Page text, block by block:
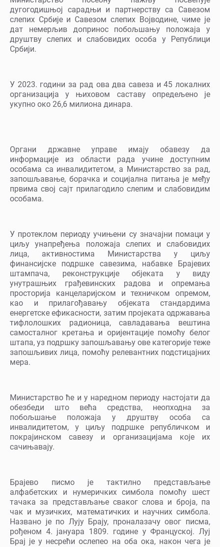
дугогодишњој сарадњи и партнерству са Савезом
слепих Србије и Савезом слепих Војводине, чиме је
дат немерљив допринос побољшању положаја у
друштву слепих и слабовидих особа у Републици
Србији.
У 2023. години за рад ова два савеза и 45 локалних
организација у њиховом саставу опредељено je
укупно око 26,6 милиона динара.
Органи државне управе имају обавезу да
информације из области рада учине доступним
особама са инвалидитетом, а Министарство за рад,
запошљавање, борачка и социјална питања је међу
првима свој сајт прилагодило слепим и слабовидим
особама.
У протеклом периоду учињени су значајни помаци у
циљу унапређења положаја слепих и слабовидих
лица, активностима Министарства у циљу
финансијске подршке савезима, набавке Брајевих
штампача, реконструкције објеката у виду
унутрашњих грађевинских радова и опремања
просторија канцеларијском и техничком опремом,
као и прилагођавању објеката стандардима
енергетске ефикасности, затим пројеката одржавања
тифлолошких радионица, савладавања вештина
самосталног кретања и оријентације помоћу белог
штапа, уз подршку запошљавању ове категорије теже
запошљивих лица, помоћу релевантних подстицајних
мера.
Министарство ће и у наредном периоду настојати да
обезбеди што већа средства, неопходна за
побољшање положаја у друштву особа са
инвалидитетом, у циљу подршке републичком и
покрајинском савезу и организацијама које их
сачињавају.
Брајево писмо је тактилно представљање
алфабетских и нумеричких симбола помоћу шест
тачака за представљање сваког слова и броја, па
чак и музичких, математичких и научних симбола.
Названо je по Лују Брају, проналазачу овог писма,
рођеном 4. јануара 1809. године у Француској. Луј
Брај је у несрећи ослепео на оба ока, након чега је